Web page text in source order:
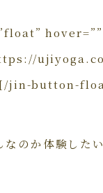
hover=””
[/jin-button-
のか体験した